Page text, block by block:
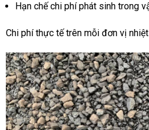
Hạn chế chi phí phát sinh trong
Chi phí thực tế trên mỗi đơn vị